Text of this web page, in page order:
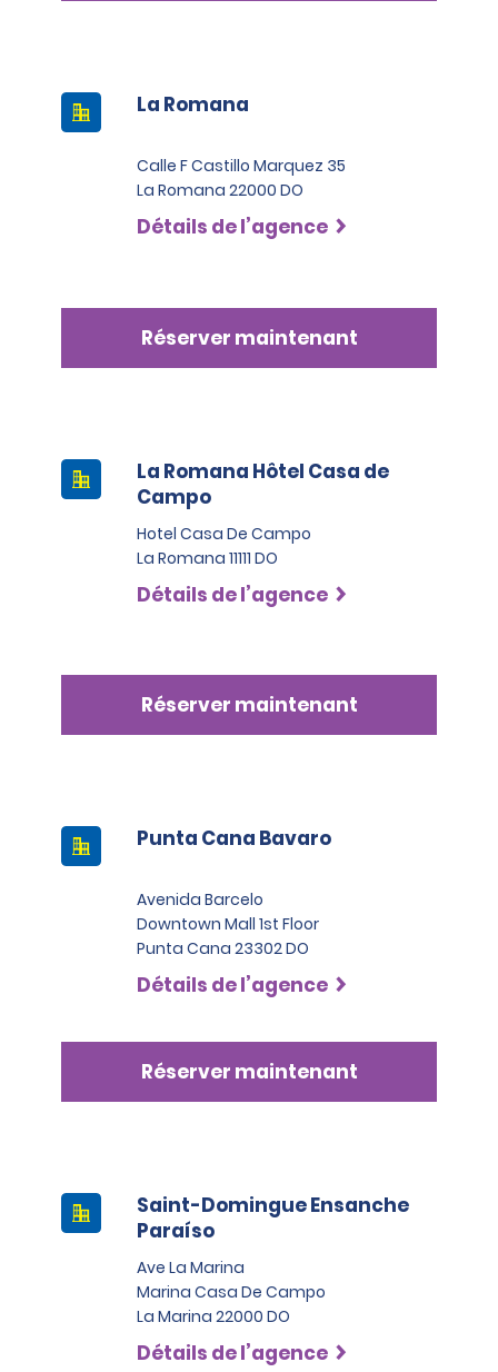
La Romana
Calle F Castillo Marquez 35
La Romana 22000 DO
Détails de l’agence
Réserver maintenant
La Romana Hôtel Casa de
Campo
Hotel Casa De Campo
La Romana 11111 DO
Détails de l’agence
Réserver maintenant
Punta Cana Bavaro
Avenida Barcelo
Downtown Mall 1st Floor
Punta Cana 23302 DO
Détails de l’agence
Réserver maintenant
Saint-Domingue Ensanche
Paraíso
Ave La Marina
Marina Casa De Campo
La Marina 22000 DO
Détails de l’agence